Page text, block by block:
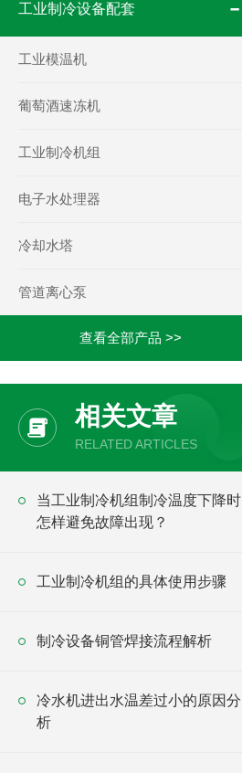
工业制冷设备配套
工业模温机
葡萄酒速冻机
工业制冷机组
电子水处理器
冷却水塔
管道离心泵
查看全部产品 >>
相关文章
RELATED ARTICLES
当工业制冷机组制冷温度下降时
怎样避免故障出现？
工业制冷机组的具体使用步骤
制冷设备铜管焊接流程解析
冷水机进出水温差过小的原因分
析